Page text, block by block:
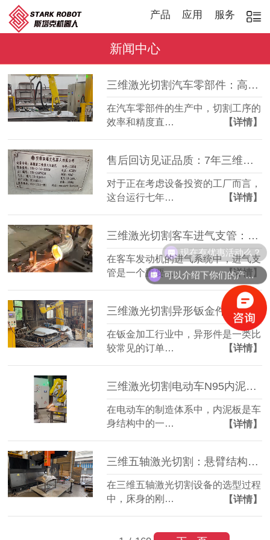
产品 应用 服务
新闻中心
三维激光切割汽车零部件：高效稳定，适配多品种加工
在汽车零部件的生产中，切割工序的
效率和精度直…
【详情】
售后回访见证品质：7年三维激光切割机，稳定如常
对于正在考虑设备投资的工厂而言，
这台运行七年…
【详情】
三维激光切割客车进气支管：复杂管件精准成型
在客车发动机的进气系统中，进气支
管是一个重要…
【详情】
三维激光切割异形钣金件：复杂轮廓一机成型
在钣金加工行业中，异形件是一类比
较常见的订单…
【详情】
三维激光切割电动车N95内泥板：复杂曲面准确成型
在电动车的制造体系中，内泥板是车
身结构中的一…
【详情】
三维五轴激光切割：悬臂结构全铸件床身，搭配柏楚系统更实用
在三维五轴激光切割设备的选型过程
中，床身的刚…
【详情】
可以介绍下你们的产品么？
现在有优惠活动么？